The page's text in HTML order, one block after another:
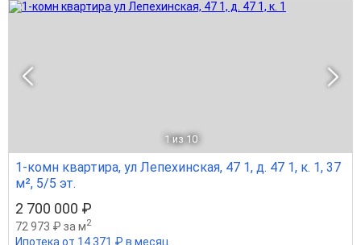
1 из 10
1-комн квартира, ул Лепехинская, 47 1, д. 47 1, к. 1, 37
м², 5/5 эт.
2 700 000 ₽
72 973 ₽ за м2
Ипотека от 14 371 ₽ в месяц